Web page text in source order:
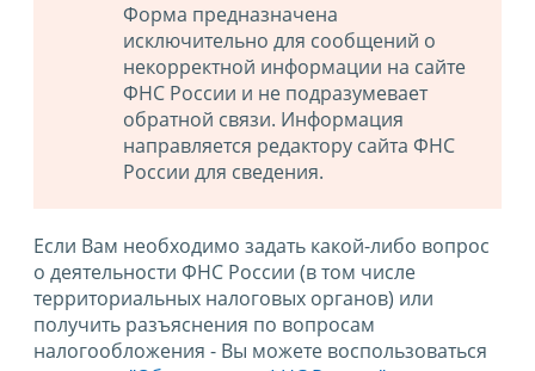
Форма предназначена
исключительно для сообщений о
некорректной информации на сайте
ФНС России и не подразумевает
обратной связи. Информация
направляется редактору сайта ФНС
России для сведения.
Если Вам необходимо задать какой-либо вопрос
о деятельности ФНС России (в том числе
территориальных налоговых органов) или
получить разъяснения по вопросам
налогообложения - Вы можете воспользоваться